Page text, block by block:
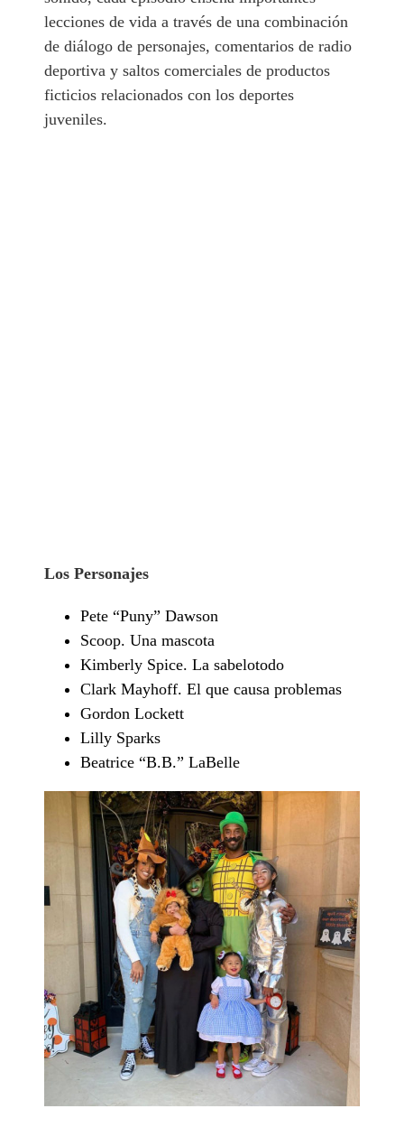
lecciones de vida a través de una combinación
de diálogo de personajes, comentarios de radio
deportiva y saltos comerciales de productos
ficticios relacionados con los deportes
juveniles.
Los Personajes
Pete “Puny” Dawson
Scoop. Una mascota
Kimberly Spice. La sabelotodo
Clark Mayhoff. El que causa problemas
Gordon Lockett
Lilly Sparks
Beatrice “B.B.” LaBelle